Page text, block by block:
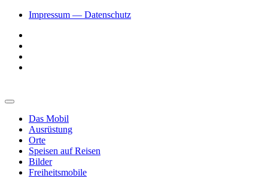
Zum
springen
Impressum — Datenschutz
Freiheitsmobil
Vanlive und Roadtrips
Primäres
Das Mobil
Ausrüstung
Orte
Speisen auf Reisen
Bilder
Freiheitsmobile